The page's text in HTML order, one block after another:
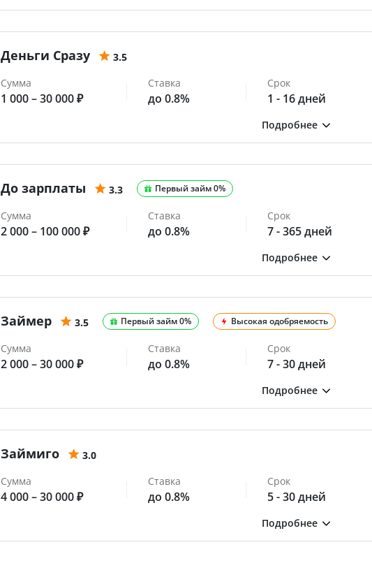
Деньги Сразу
3.5
Сумма
1 000 – 30 000 ₽
Ставка
до 0.8%
Срок
1 - 16 дней
До зарплаты 3.3 Первый займ 0%
Сумма
2 000 – 100 000 ₽
Ставка
до 0.8%
Срок
7 - 365 дней
Займер 3.5 Первый займ 0% Высокая одобряемость
Сумма
2 000 – 30 000 ₽
Ставка
до 0.8%
Срок
7 - 30 дней
Займиго
3.0
Сумма
4 000 – 30 000 ₽
Ставка
до 0.8%
Срок
5 - 30 дней